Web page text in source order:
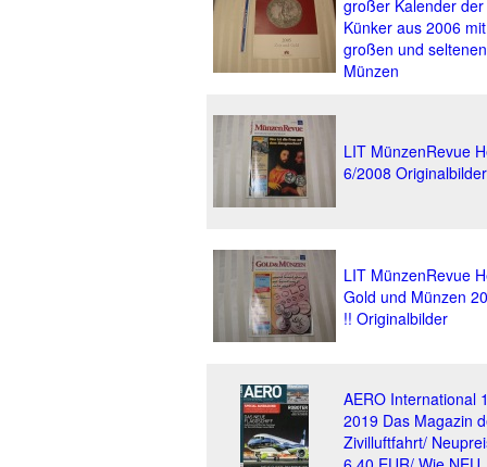
großer Kalender
Künker aus 2006 mit
großen und seltenen
Münzen
LIT MünzenRevue
6/2008 Originalbilder
LIT MünzenRevue
Gold und Münzen
!! Originalbilder
AERO International
2019 Das Magazin
Zivilluftfahrt/